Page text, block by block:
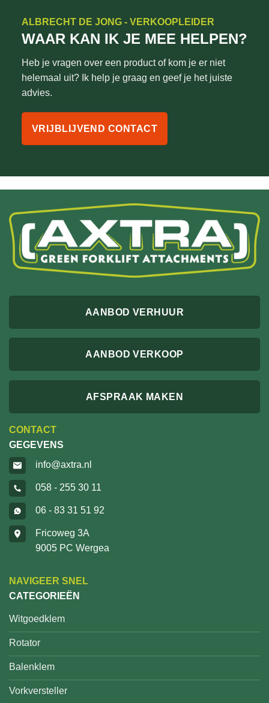
ALBRECHT DE JONG - VERKOOPLEIDER
WAAR KAN IK JE MEE HELPEN?
Heb je vragen over een product of kom je er niet
helemaal uit? Ik help je graag en geef je het juiste
advies.
VRIJBLIJVEND CONTACT
AANBOD VERHUUR
AANBOD VERKOOP
AFSPRAAK MAKEN
CONTACT
GEGEVENS
info@axtra.nl
058 - 255 30 11
06 - 83 31 51 92
Fricoweg 3A
9005 PC Wergea
NAVIGEER SNEL
CATEGORIEËN
Witgoedklem
Rotator
Balenklem
Vorkversteller